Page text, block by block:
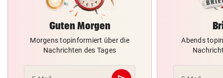
Guten Morgen
Morgens topinformiert über die
Nachrichten des Tages
Abends